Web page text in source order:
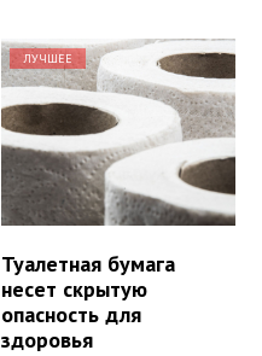
ЛУЧШЕЕ
Туалетная бумага
несет скрытую
опасность для
здоровья